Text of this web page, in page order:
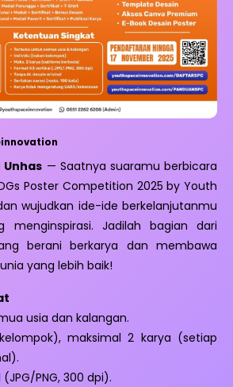
Unhas — Saatnya suaramu berbicara
Poster Competition 2025 by Youth
wujudkan ide-ide berkelanjutanmu
menginspirasi. Jadilah bagian dari
berani berkarya dan membawa
yang lebih baik!
usia dan kalangan.
maksimal 2 karya (setiap
PNG, 300 dpi).